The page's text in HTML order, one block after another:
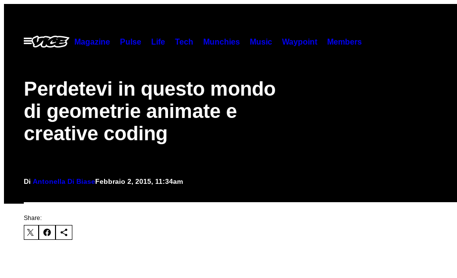
contenuto
Apri
Magazine Pulse Life Tech Munchies Music Waypoint Members
Perdetevi in questo mondo
di geometrie animate e
creative coding
Di Antonella Di BiaseFebbraio 2, 2015, 11:34am
Share: